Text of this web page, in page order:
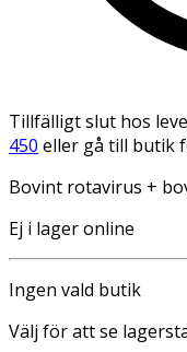
Tillfälligt slut hos
450 eller gå till butik
Bovint rotavirus +
Ej i lager online
Ingen vald butik
Välj för att se